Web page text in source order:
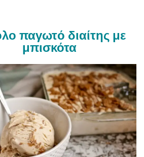
παγωτό διαίτης με
μπισκότα